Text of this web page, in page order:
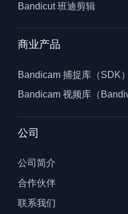
Bandicut 班迪剪辑
商业产品
Bandicam 捕捉库（SDK）
Bandicam 视频库（
公司
公司简介
合作伙伴
联系我们